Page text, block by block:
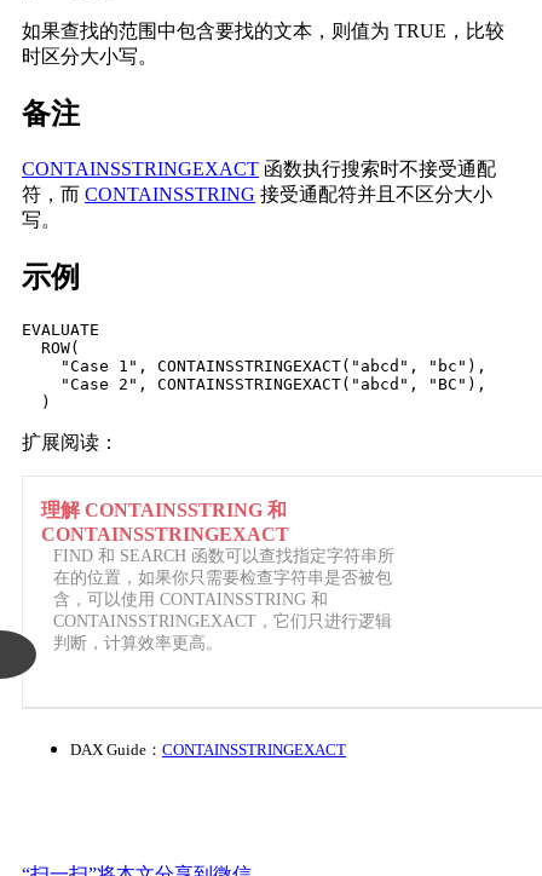
如果查找的范围中包含要找的文本，则值为 TRUE，比较
时区分大小写。
备注
CONTAINSSTRINGEXACT 函数执行搜索时不接受通配
符，而 CONTAINSSTRING 接受通配符并且不区分大小
写。
示例
EVALUATE
  ROW(
    "Case 1", CONTAINSSTRINGEXACT("abcd", "bc"),
    "Case 2", CONTAINSSTRINGEXACT("abcd", "BC"),
  )
扩展阅读：
理解 CONTAINSSTRING 和
CONTAINSSTRINGEXACT
FIND 和 SEARCH 函数可以查找指定字符串所
在的位置，如果你只需要检查字符串是否被包
含，可以使用 CONTAINSSTRING 和
CONTAINSSTRINGEXACT，它们只进行逻辑
判断，计算效率更高。
DAX Guide： CONTAINSSTRINGEXACT